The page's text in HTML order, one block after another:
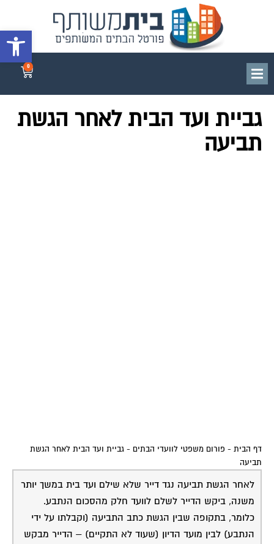
פתח
0
גביית ועד הבית לאחר הגשת
תביעה
דף הבית - פורום משפטי לוועדי הבתים - גביית ועד הבית לאחר הגשת
תביעה
לאחר הגשת תביעה נגד דייר שלא שילם ועד בית במשך יותר
משנה, ביקש הדייר לשלם לוועד חלק מהסכום הנתבע.
כלומר, בתקופה שבין הגשת כתב התביעה (וקבלתו על ידי
הנתבע) לבין מועד הדיון (שעוד לא התקיים) – הדייר מבקש